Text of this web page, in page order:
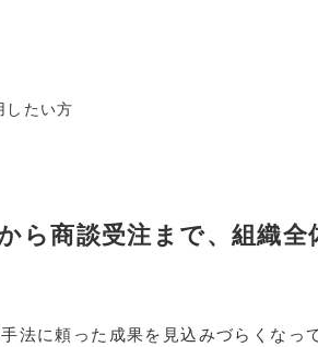
したい方
ら商談受注まで、組織全
法に頼った成果を見込みづらくなっ